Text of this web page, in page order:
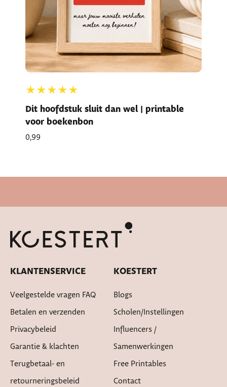
★★★★★
Dit hoofdstuk sluit dan wel | printable
voor boekenbon
0,99
KLANTENSERVICE
Veelgestelde vragen FAQ
Betalen en verzenden
Privacybeleid
Garantie & klachten
Terugbetaal- en
retourneringsbeleid
KOESTERT
Blogs
Scholen/instellingen
Influencers /
Samenwerkingen
Free Printables
Contact